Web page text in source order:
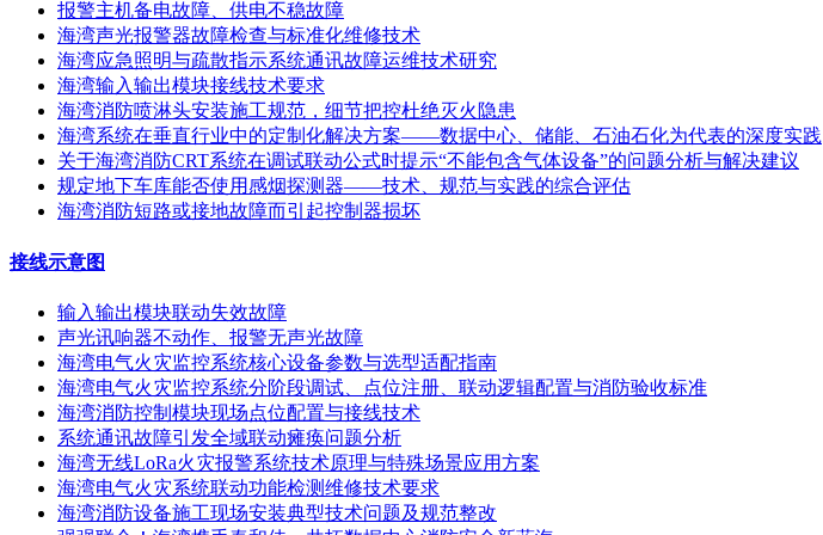
报警主机备电故障、供电不稳故障
海湾声光报警器故障检查与标准化维修技术
海湾应急照明与疏散指示系统通讯故障运维技术研究
海湾输入输出模块接线技术要求
海湾消防喷淋头安装施工规范，细节把控杜绝灭火隐患
海湾系统在垂直行业中的定制化解决方案——数据中心、储能、石油石化为代表的深度实践
关于海湾消防CRT系统在调试联动公式时提示“不能包含气体设备”的问题分析与解决建议
规定地下车库能否使用感烟探测器——技术、规范与实践的综合评估
海湾消防短路或接地故障而引起控制器损坏
接线示意图
输入输出模块联动失效故障
声光讯响器不动作、报警无声光故障
海湾电气火灾监控系统核心设备参数与选型适配指南
海湾电气火灾监控系统分阶段调试、点位注册、联动逻辑配置与消防验收标准
海湾消防控制模块现场点位配置与接线技术
系统通讯故障引发全域联动瘫痪问题分析
海湾无线LoRa火灾报警系统技术原理与特殊场景应用方案
海湾电气火灾系统联动功能检测维修技术要求
海湾消防设备施工现场安装典型技术问题及规范整改